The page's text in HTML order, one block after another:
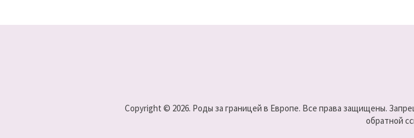
Copyright © 2026. Роды за границей в Европе. Все права защищены.
обратной